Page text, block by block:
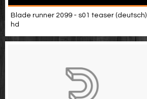
Blade runner 2099 - s01 teaser (deutsch)
hd